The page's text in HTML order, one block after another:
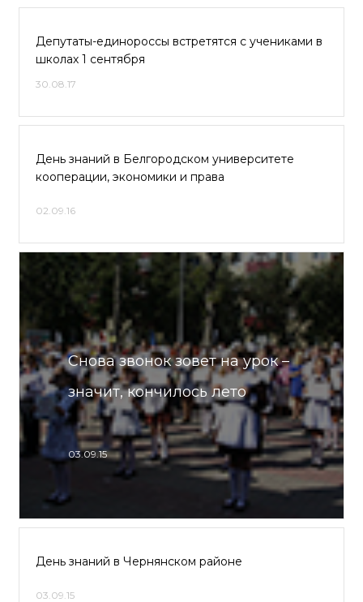
Депутаты-единороссы встретятся с учениками в
школах 1 сентября
30.08.17
День знаний в Белгородском университете
кооперации, экономики и права
02.09.16
Снова звонок зовет на урок –
значит, кончилось лето
03.09.15
День знаний в Чернянском районе
03.09.15